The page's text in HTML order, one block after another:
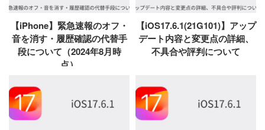
【iPhone】緊急速報のオフ・
音を消す・履歴確認の代替手
段について（2024年8月時
点）
【iOS17.6.1(21G101)】アップ
デート内容と変更点の詳細、
不具合や評判について